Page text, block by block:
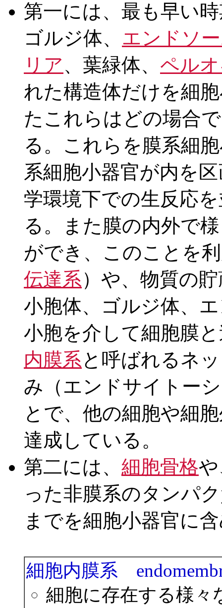
第一には、最も早い
ゴルジ体、 エンドソ
リア、葉緑体、 ペル
れた構造体だけを細
たこれらはどの場合
る。これらを膜系細
系細胞小器官が内を
学環境下での生反応
る。また膜の内外で
ができ、このことを
伝達系）や、物質の
小胞体、ゴルジ体、
小胞を介して細胞膜
内膜系と呼ばれるネ
み（エンドサイトー
とで、他の細胞や細
達成している。
第二には、 細胞骨格
った非膜系のタンパ
までを細胞小器官に
細胞内膜系
細胞に存在する様々